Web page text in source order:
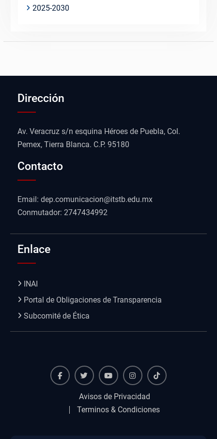
2025-2030
Dirección
Av. Veracruz s/n esquina Héroes de Puebla, Col.
Pemex, Tierra Blanca. C.P. 95180
Contacto
Email: dep.comunicacion@itstb.edu.mx
Conmutador: 2747434992
Enlace
INAI
Portal de Obligaciones de Transparencia
Subcomité de Ética
Avisos de Privacidad
Terminos & Condiciones